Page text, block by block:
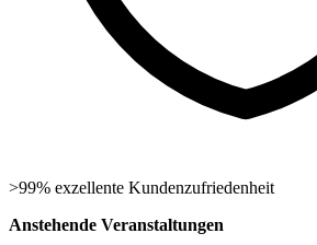
>99% exzellente Kundenzufriedenheit
Anstehende Veranstaltungen